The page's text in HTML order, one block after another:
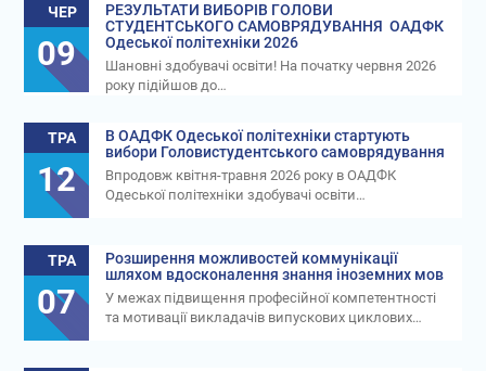
ЧЕР
09
РЕЗУЛЬТАТИ ВИБОРІВ ГОЛОВИ
СТУДЕНТСЬКОГО САМОВРЯДУВАННЯ ОАДФК
Одеської політехніки 2026
Шановні здобувачі освіти! На початку червня 2026
року підійшов до…
ТРА
12
В ОАДФК Одеської політехніки стартують
вибори Головистудентського самоврядування
Впродовж квітня-травня 2026 року в ОАДФК
Одеської політехніки здобувачі освіти…
ТРА
07
Розширення можливостей коммунікації
шляхом вдосконалення знання іноземних мов
У межах підвищення професійної компетентності
та мотивації викладачів випускових циклових…